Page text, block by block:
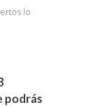
lo
podrás